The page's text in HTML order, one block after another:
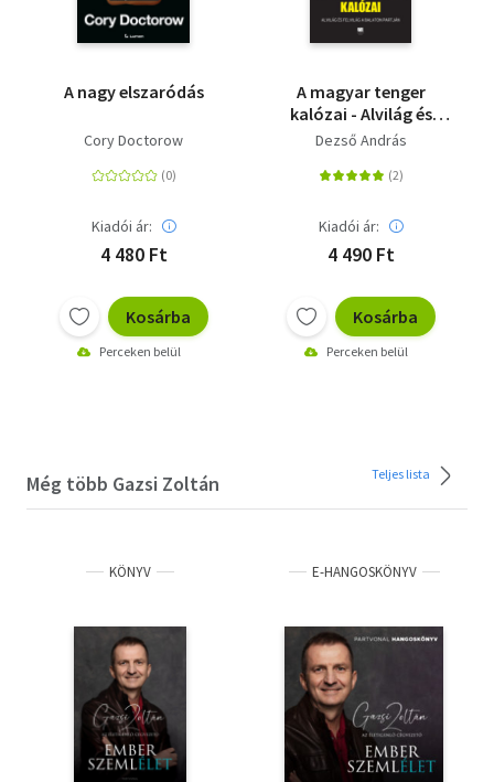
A nagy elszaródás
Cory Doctorow
Kiadói ár:
4 480 Ft
Kosárba
Perceken belül
A magyar tenger
kalózai - Alvilág és
felvilág a Balaton
Dezső András
Kiadói ár:
4 490 Ft
Kosárba
Perceken belül
Még több Gazsi Zoltán Teljes lista
KÖNYV E-HANGOSKÖNYV